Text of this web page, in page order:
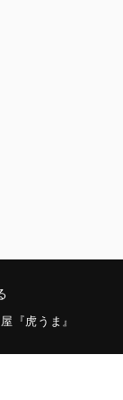
虎うま』